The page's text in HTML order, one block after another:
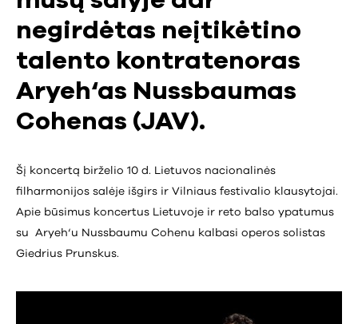
negirdėtas neįtikėtino
talento kontratenoras
Aryeh‘as Nussbaumas
Cohenas (JAV).
Šį koncertą birželio 10 d. Lietuvos nacionalinės
filharmonijos salėje išgirs ir Vilniaus festivalio klausytojai.
Apie būsimus koncertus Lietuvoje ir reto balso ypatumus
su Aryeh‘u Nussbaumu Cohenu kalbasi operos solistas
Giedrius Prunskus.